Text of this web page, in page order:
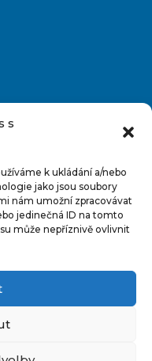
s
k ukládání a/nebo
jako jsou soubory
nám umožní zpracovávat
jedinečná ID na tomto
může nepříznivě ovlivnit